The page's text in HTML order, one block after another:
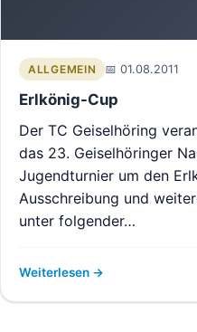
ALLGEMEIN 01.08.2011
Erlkönig-Cup
Der TC Geiselhöring
das 23. Geiselhöringer
Jugendturnier um den
Ausschreibung und
unter folgender…
Weiterlesen